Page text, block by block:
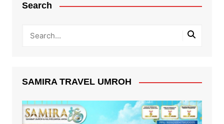
Search
SAMIRA TRAVEL UMROH